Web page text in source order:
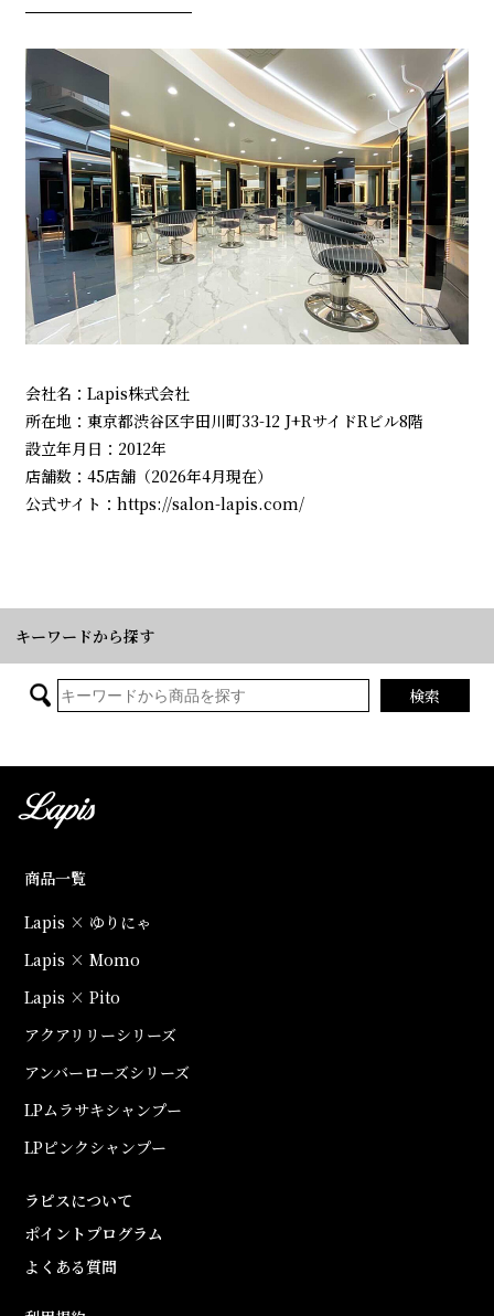
会社名：Lapis株式会社
所在地：東京都渋谷区宇田川町33-12 J+RサイドRビル8階
設立年月日：2012年
店舗数：45店舗（2026年4月現在）
公式サイト： https://salon-lapis.com/
キーワードから探す
検索
商品一覧
Lapis × ゆりにゃ
Lapis × Momo
Lapis × Pito
アクアリリーシリーズ
アンバーローズシリーズ
LPムラサキシャンプー
LPピンクシャンプー
ラピスについて
ポイントプログラム
よくある質問